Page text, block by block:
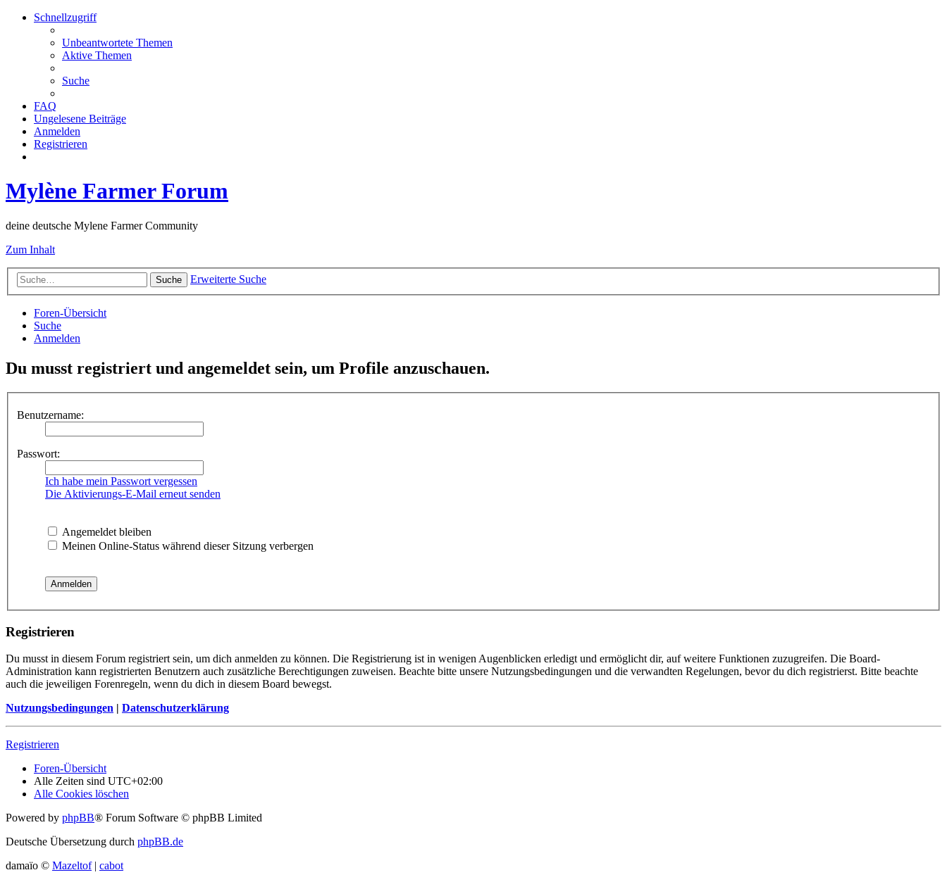
Schnellzugriff
Unbeantwortete Themen
Aktive Themen
Suche
FAQ
Ungelesene Beiträge
Anmelden
Registrieren
Mylène Farmer Forum
deine deutsche Mylene Farmer Community
Zum Inhalt
Suche Erweiterte Suche
Foren-Übersicht
Suche
Anmelden
Du musst registriert und angemeldet sein, um Profile anzuschauen.
Benutzername:
Passwort:
Ich habe mein Passwort vergessen
Die Aktivierungs-E-Mail erneut senden
Angemeldet bleiben
Meinen Online-Status während dieser Sitzung verbergen
Registrieren
Du musst in diesem Forum registriert sein, um dich anmelden zu können. Die Registrierung ist in wenigen Augenblicken erledigt und ermöglicht dir, auf weitere Funktionen zuzugreifen. Die Board-
Administration kann registrierten Benutzern auch zusätzliche Berechtigungen zuweisen. Beachte bitte unsere Nutzungsbedingungen und die verwandten Regelungen, bevor du dich registrierst. Bitte beachte
auch die jeweiligen Forenregeln, wenn du dich in diesem Board bewegst.
Nutzungsbedingungen | Datenschutzerklärung
Registrieren
Foren-Übersicht
Alle Zeiten sind UTC+02:00
Alle Cookies löschen
Powered by phpBB® Forum Software © phpBB Limited
Deutsche Übersetzung durch phpBB.de
damaïo © Mazeltof| cabot